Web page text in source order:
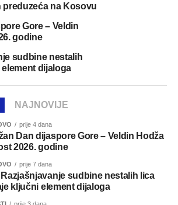
preduzeća na Kosovu
Gore – Veldin
godine
sudbine nestalih
dijaloga
NAJNOVIJE
prije 4 dana
Dan dijaspore Gore – Veldin Hodža
2026. godine
prije 7 dana
Razjašnjavanje sudbine nestalih lica
ključni element dijaloga